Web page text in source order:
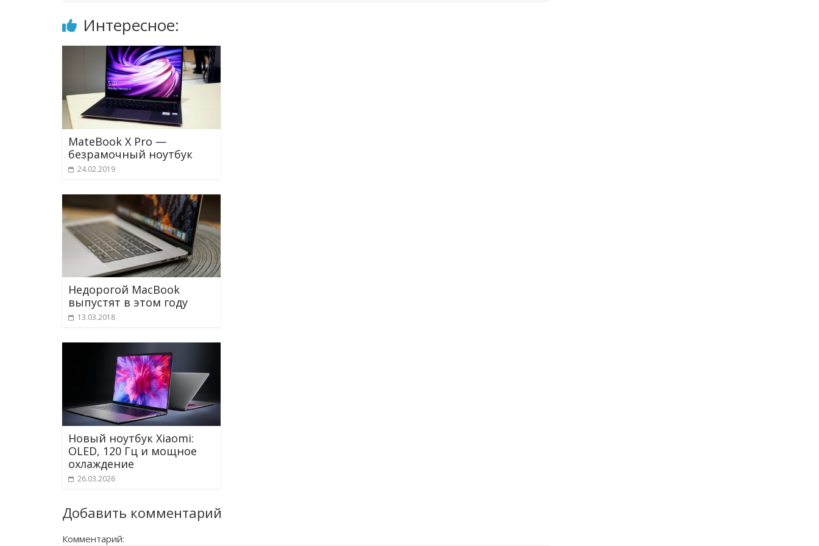
Интересное:
MateBook X Pro —
безрамочный ноутбук
24.02.2019
Недорогой MacBook
выпустят в этом году
13.03.2018
Новый ноутбук Xiaomi:
OLED, 120 Гц и мощное
охлаждение
26.03.2026
Добавить комментарий
Комментарий: